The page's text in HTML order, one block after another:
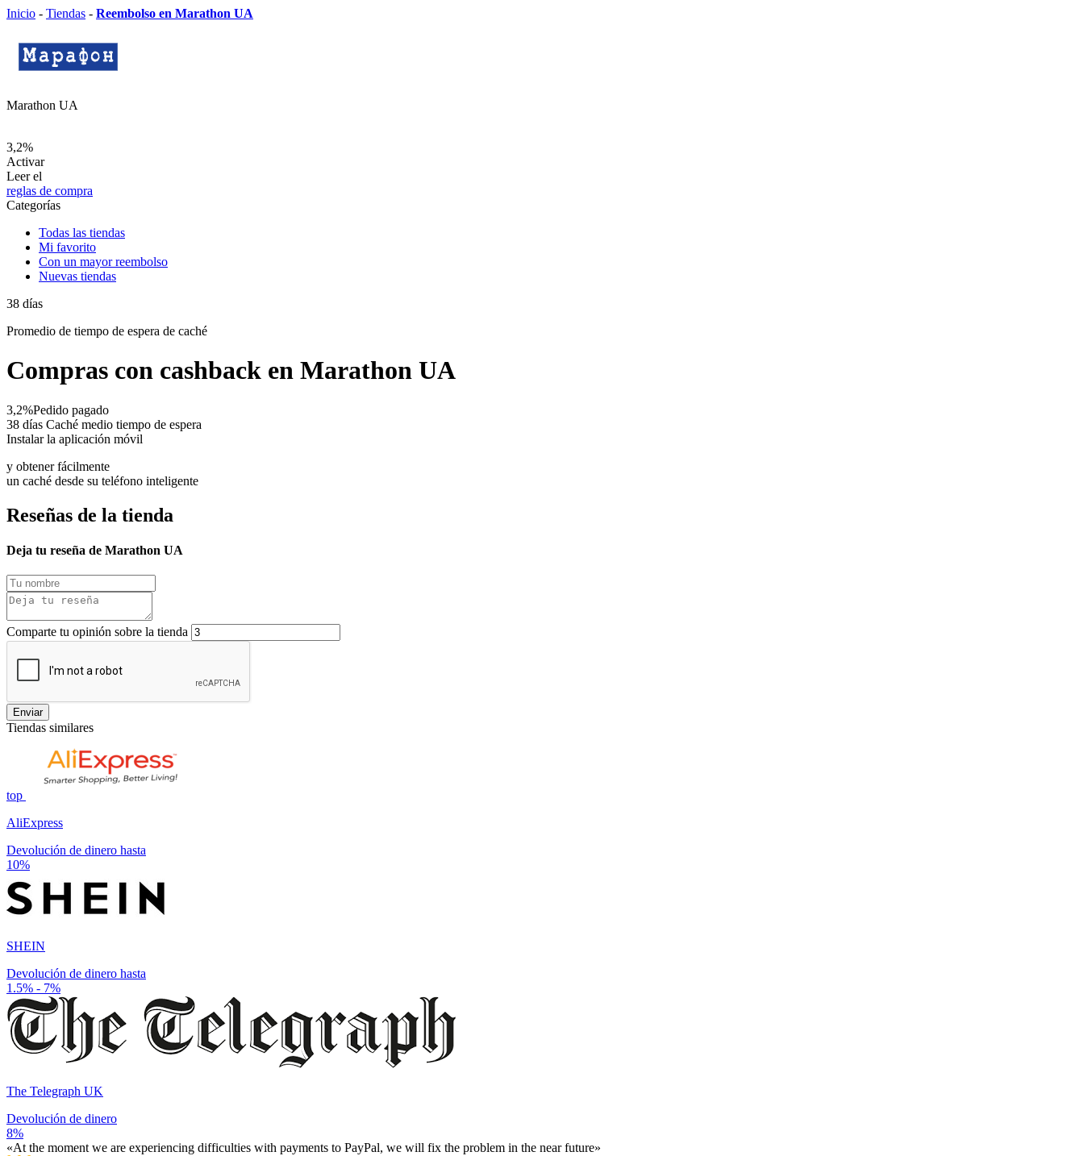
Inicio - Tiendas - Reembolso en Marathon UA
Marathon UA
3,2%
Activar
Leer el
reglas de compra
Categorías
Todas las tiendas
Mi favorito
Con un mayor reembolso
Nuevas tiendas
38 días
Promedio de tiempo de espera de caché
Compras con cashback en Marathon UA
3,2%Pedido pagado
38 días Caché medio tiempo de espera
Instalar la aplicación móvil
y obtener fácilmente
un caché desde su teléfono inteligente
Reseñas de la tienda
Deja tu reseña de Marathon UA
Comparte tu opinión sobre la tienda
Enviar
Tiendas similares
top
AliExpress
Devolución de dinero hasta
10%
SHEIN
Devolución de dinero hasta
1.5% - 7%
The Telegraph UK
Devolución de dinero
8%
«At the moment we are experiencing difficulties with payments to PayPal, we will fix the problem in the near future»